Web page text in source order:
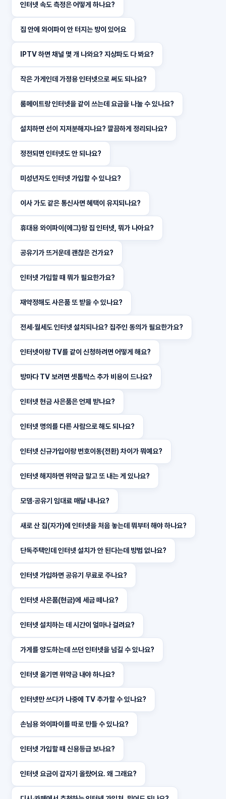
인터넷 속도 측정은 어떻게 하나요?
집 안에 와이파이 안 터지는 방이 있어요
IPTV 하면 채널 몇 개 나와요? 지상파도 다 봐요?
작은 가게인데 가정용 인터넷으로 써도 되나요?
룸메이트랑 인터넷을 같이 쓰는데 요금을 나눌 수 있나요?
설치하면 선이 지저분해지나요? 깔끔하게 정리되나요?
정전되면 인터넷도 안 되나요?
미성년자도 인터넷 가입할 수 있나요?
이사 가도 같은 통신사면 혜택이 유지되나요?
휴대용 와이파이(에그)랑 집 인터넷, 뭐가 나아요?
공유기가 뜨거운데 괜찮은 건가요?
인터넷 가입할 때 뭐가 필요한가요?
재약정해도 사은품 또 받을 수 있나요?
전세·월세도 인터넷 설치되나요? 집주인 동의가 필요한가요?
인터넷이랑 TV를 같이 신청하려면 어떻게 해요?
방마다 TV 보려면 셋톱박스 추가 비용이 드나요?
인터넷 현금 사은품은 언제 받나요?
인터넷 명의를 다른 사람으로 해도 되나요?
인터넷 신규가입이랑 번호이동(전환) 차이가 뭐예요?
인터넷 해지하면 위약금 말고 또 내는 게 있나요?
모뎀·공유기 임대료 매달 내나요?
새로 산 집(자가)에 인터넷을 처음 놓는데 뭐부터 해야 하나요?
단독주택인데 인터넷 설치가 안 된다는데 방법 없나요?
인터넷 가입하면 공유기 무료로 주나요?
인터넷 사은품(현금)에 세금 떼나요?
인터넷 설치하는 데 시간이 얼마나 걸려요?
가게를 양도하는데 쓰던 인터넷을 넘길 수 있나요?
인터넷 옮기면 위약금 내야 하나요?
인터넷만 쓰다가 나중에 TV 추가할 수 있나요?
손님용 와이파이를 따로 만들 수 있나요?
인터넷 가입할 때 신용등급 보나요?
인터넷 요금이 갑자기 올랐어요. 왜 그래요?